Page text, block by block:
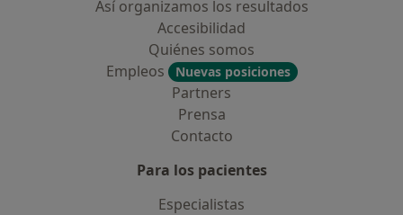
Así organizamos los resultados
Accesibilidad
Quiénes somos
Empleos
Nuevas posiciones
Partners
Prensa
Contacto
Para los pacientes
Especialistas